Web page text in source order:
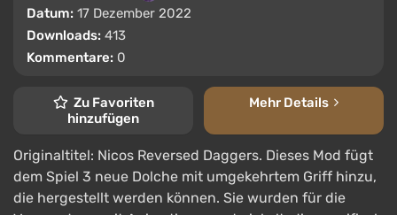
Datum: 17 Dezember 2022
Downloads: 413
Kommentare: 0
Zu Favoriten
hinzufügen
Mehr Details
Originaltitel: Nicos Reversed Daggers. Dieses Mod fügt
dem Spiel 3 neue Dolche mit umgekehrtem Griff hinzu,
die hergestellt werden können. Sie wurden für die